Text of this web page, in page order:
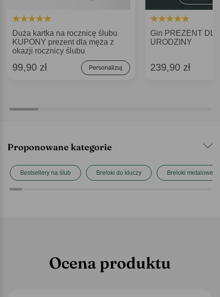
Duża kartka na rocznicę ślubu
KUPONY prezent dla męża z
okazji rocznicy ślubu
99,90 zł Personalizuj
Gin PREZENT
URODZINY
239,90 zł
Proponowane kategorie
Bestsellery na ślub Breloki do kluczy Breloki metalowe
Ocena produktu